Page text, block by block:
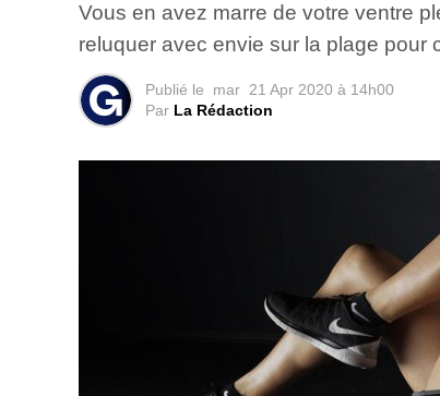
Vous en avez marre de votre ventre
reluquer avec envie sur la plage pour
Publié le mar 21 Apr 2020 à 14h00
Par La Rédaction